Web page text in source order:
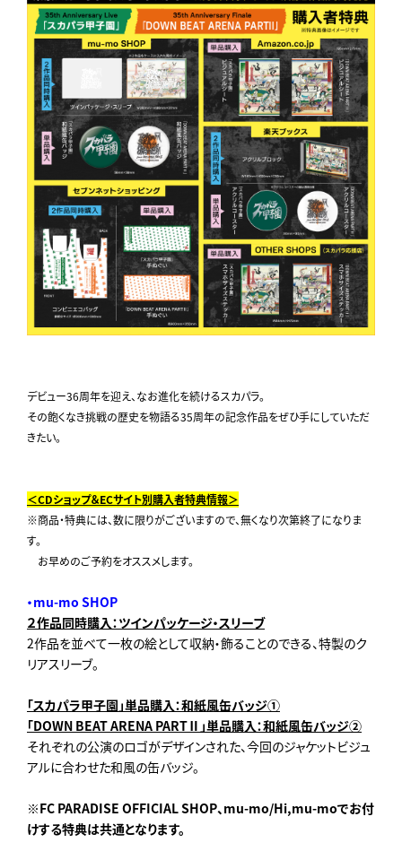
デビュー36周年を迎え、なお進化を続けるスカパラ。
その飽くなき挑戦の歴史を物語る35周年の記念作品をぜひ手にしていただ
きたい。
＜CDショップ＆ECサイト別購入者特典情報＞
※商品・特典には、数に限りがございますので、無くなり次第終了になりま
す。
お早めのご予約をオススメします。
・mu-mo SHOP
２作品同時購入：ツインパッケージ・スリーブ
2作品を並べて一枚の絵として収納・飾ることのできる、特製のク
リアスリーブ。
「スカパラ甲子園」単品購入：和紙風缶バッジ①
「DOWN BEAT ARENA PARTⅡ」単品購入：和紙風缶バッジ②
それぞれの公演のロゴがデザインされた、今回のジャケットビジュ
アルに合わせた和風の缶バッジ。
※FC PARADISE OFFICIAL SHOP、mu-mo/Hi,mu-moでお付
けする特典は共通となります。